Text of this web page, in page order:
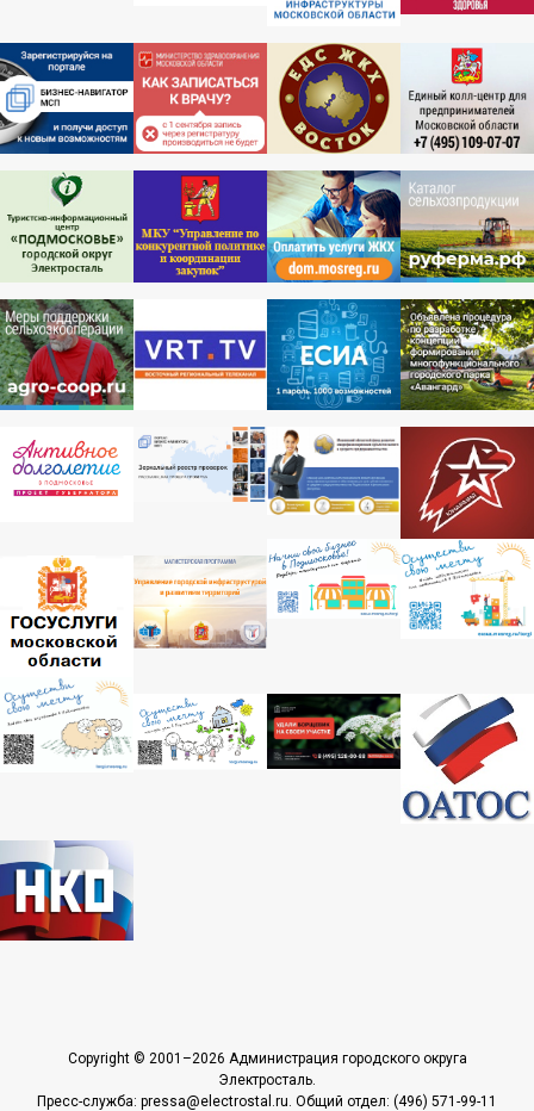
Copyright © 2001–2026 Администрация городского округа
Электросталь.
Пресс-служба: pressa@electrostal.ru. Общий отдел: (496) 571-99-11